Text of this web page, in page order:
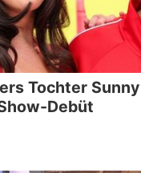
Tochter
Debüt